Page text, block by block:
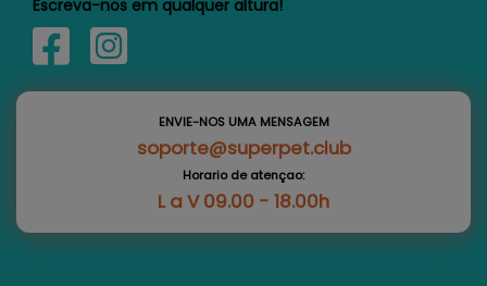
Escreva-nos em qualquer altura!
ENVIE-NOS UMA MENSAGEM
soporte@superpet.club
Horario de atençao:
L a V 09.00 - 18.00h